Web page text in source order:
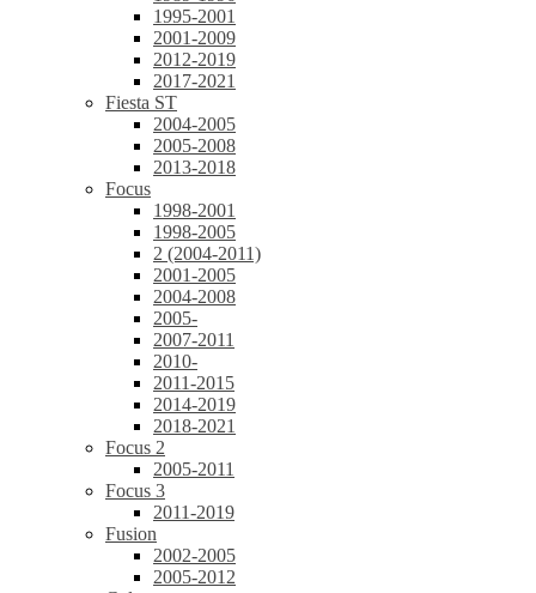
1995-2001
2001-2009
2012-2019
2017-2021
Fiesta ST
2004-2005
2005-2008
2013-2018
Focus
1998-2001
1998-2005
2 (2004-2011)
2001-2005
2004-2008
2005-
2007-2011
2010-
2011-2015
2014-2019
2018-2021
Focus 2
2005-2011
Focus 3
2011-2019
Fusion
2002-2005
2005-2012